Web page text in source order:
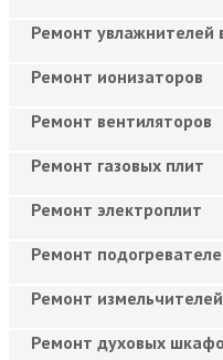
Ремонт увлажнителей
Ремонт ионизаторов
Ремонт вентиляторов
Ремонт газовых плит
Ремонт электроплит
Ремонт
Ремонт
Ремонт духовых